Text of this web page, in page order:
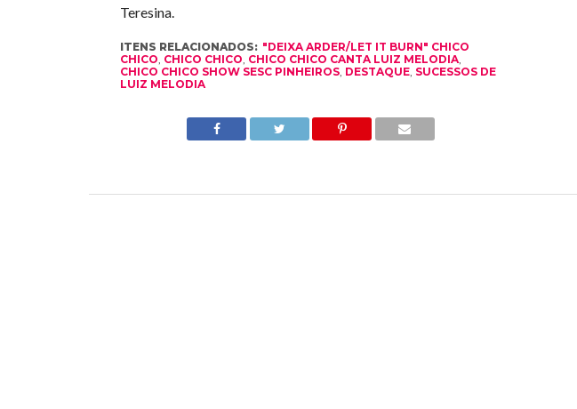
Teresina.
ITENS RELACIONADOS: "DEIXA ARDER/LET IT BURN" CHICO
CHICO CHICO CHICO CHICO CHICO CANTA LUIZ MELODIA,
CHICO CHICO SHOW SESC PINHEIROS, DESTAQUE, SUCESSOS DE
LUIZ MELODIA